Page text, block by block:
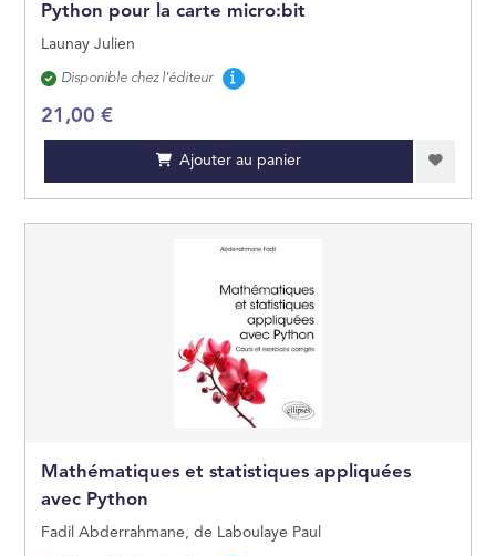
Python pour la carte micro:bit
Launay Julien
Disponibilité
Disponible chez l'éditeur
21,00 €
Ajouter au panier
Mathématiques et statistiques appliquées
avec Python
Fadil Abderrahmane, de Laboulaye Paul